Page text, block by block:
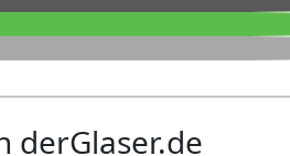
derGlaser.de